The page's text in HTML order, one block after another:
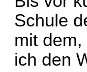
Schule
mit
ich den